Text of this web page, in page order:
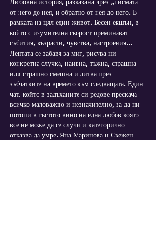
Любовна история, разказана чрез „писмата
от него до нея, и обратно от нея до него. В
рамката на цял един живот. Бесен екшън, в
който с изумителна скорост преминават
събития, възрасти, чувства, настроения...
Лентата се забавя за миг, рисува ни
конкретна случка, наивна, тъжна, страшна
или страшно смешна и литва през
зъбчатките на времето към следващата. Един
чат, който в задъханите си редове прескача
всичко маловажно и незначително, за да ни
потопи в гъстото вино на една любов която
все не може да се случи и категорично
отказва да умре. Яна Маринова и Свежен